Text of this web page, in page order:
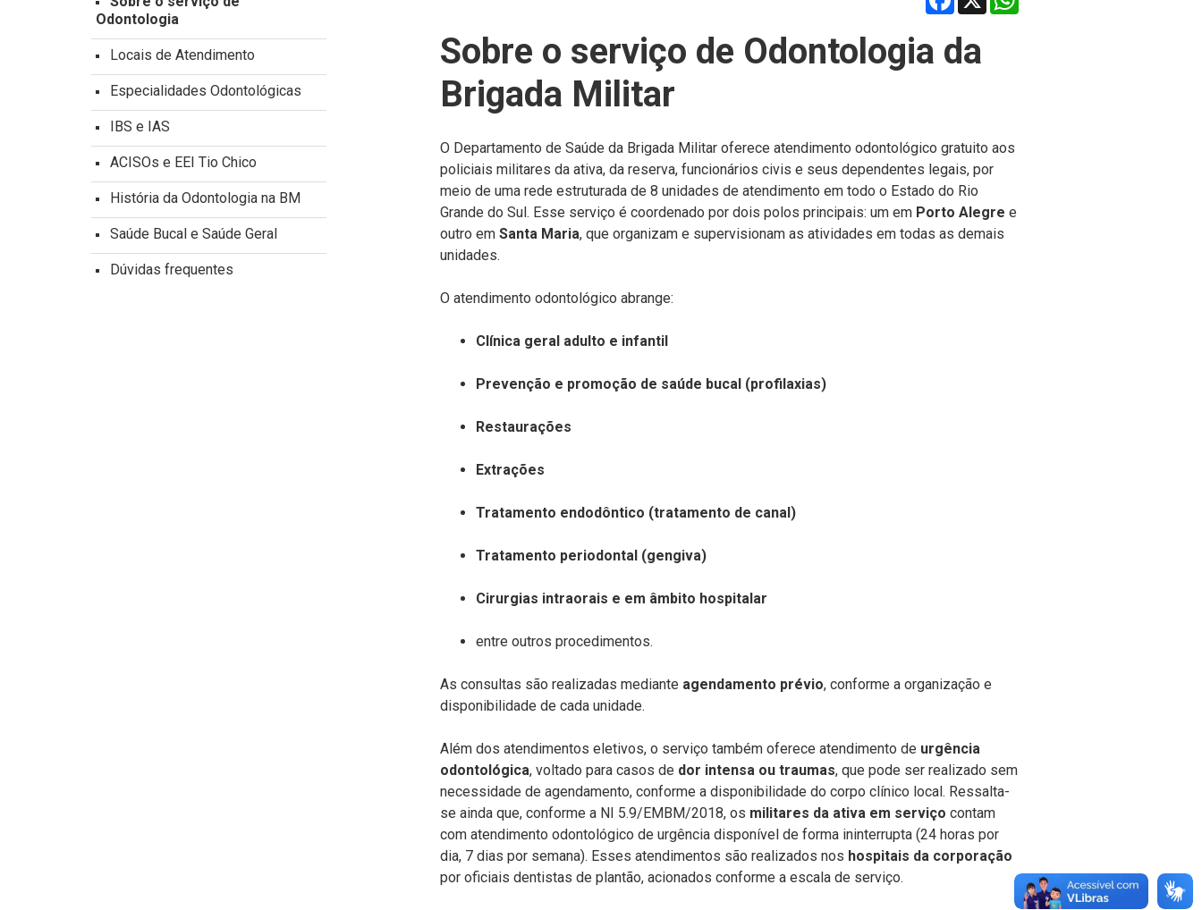
Sobre o serviço de Odontologia da
Brigada Militar
O Departamento de Saúde da Brigada Militar oferece atendimento odontológico gratuito aos
policiais militares da ativa, da reserva, funcionários civis e seus dependentes legais, por
meio de uma rede estruturada de 8 unidades de atendimento em todo o Estado do Rio
Grande do Sul. Esse serviço é coordenado por dois polos principais: um em Porto Alegre e
outro em Santa Maria, que organizam e supervisionam as atividades em todas as demais
unidades.
O atendimento odontológico abrange:
Clínica geral adulto e infantil
Prevenção e promoção de saúde bucal (profilaxias)
Restaurações
Extrações
Tratamento endodôntico (tratamento de canal)
Tratamento periodontal (gengiva)
Cirurgias intraorais e em âmbito hospitalar
entre outros procedimentos.
As consultas são realizadas mediante agendamento prévio, conforme a organização e
disponibilidade de cada unidade.
Além dos atendimentos eletivos, o serviço também oferece atendimento de urgência
odontológica, voltado para casos de dor intensa ou traumas, que pode ser realizado sem
necessidade de agendamento, conforme a disponibilidade do corpo clínico local. Ressalta-
se ainda que, conforme a NI 5.9/EMBM/2018, os militares da ativa em serviço contam
com atendimento odontológico de urgência disponível de forma ininterrupta (24 horas por
dia, 7 dias por semana). Esses atendimentos são realizados nos hospitais da corporação
por oficiais dentistas de plantão, acionados conforme a escala de serviço.
Odontologia
Locais de Atendimento
Especialidades Odontológicas
IBS e IAS
ACISOs e EEI Tio Chico
História da Odontologia na BM
Saúde Bucal e Saúde Geral
Dúvidas frequentes